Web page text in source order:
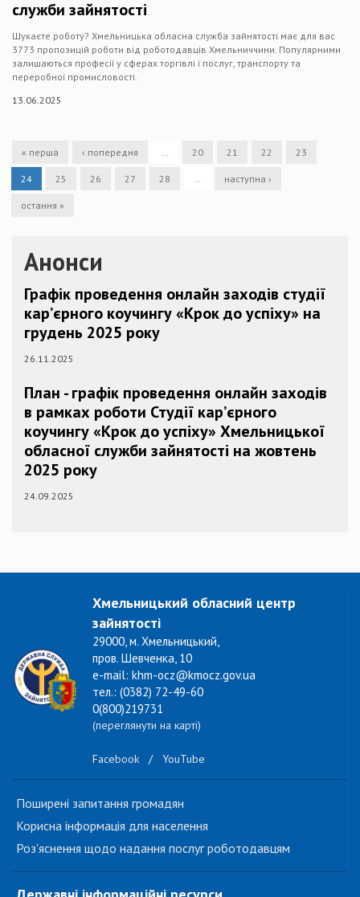
служби зайнятості
Шукаєте роботу? Хмельницька обласна служба зайнятості має для вас
3773 пропозицій роботи від роботодавців Хмельниччини. Популярними
залишаються професії у сферах торгівлі і послуг, транспорту та
переробної промисловості.
13.06.2025
« перша ‹ попередня 20 21 22 23
24 25 26 27 28 наступна ›
остання »
Анонси
Графік проведення онлайн заходів студії
кар’єрного коучингу «Крок до успіху» на
грудень 2025 року
26.11.2025
План - графік проведення онлайн заходів
в рамках роботи Студії кар’єрного
коучингу «Крок до успіху» Хмельницької
обласної служби зайнятості на жовтень
2025 року
24.09.2025
Хмельницький обласний центр
зайнятості
29000, м. Хмельницький,
пров. Шевченка, 10
e-mail: khm-ocz@kmocz.gov.ua
тел.: (0382) 72-49-60
0(800)219731
(переглянути на карті)
Facebook / YouTube
Поширені запитання громадян
Корисна інформація для населення
Роз'яснення щодо надання послуг роботодавцям